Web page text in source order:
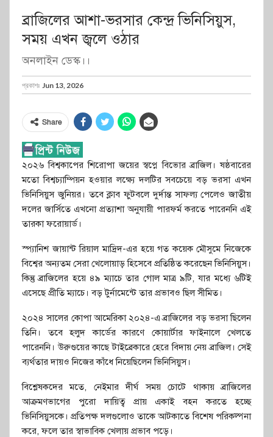
ব্রাজিলের আশা-ভরসার কেন্দ্র ভিনিসিয়ুস,
সময় এখন জ্বলে ওঠার
অনলাইন ডেস্ক।।
প্রকাশঃ Jun 13, 2026
Share
২০২৬ বিশ্বকাপের শিরোপা জয়ের স্বপ্নে বিভোর ব্রাজিল। ষষ্ঠবারের
মতো বিশ্বচ্যাম্পিয়ন হওয়ার লক্ষ্যে দলটির সবচেয়ে বড় ভরসা এখন
ভিনিসিয়ুস জুনিয়র। তবে ক্লাব ফুটবলে দুর্দান্ত সাফল্য পেলেও জাতীয়
দলের জার্সিতে এখনো প্রত্যাশা অনুযায়ী পারফর্ম করতে পারেননি এই
তারকা ফরোয়ার্ড।
স্প্যানিশ জায়ান্ট রিয়াল মাদ্রিদ-এর হয়ে গত কয়েক মৌসুমে নিজেকে
বিশ্বের অন্যতম সেরা খেলোয়াড় হিসেবে প্রতিষ্ঠিত করেছেন ভিনিসিয়ুস।
কিন্তু ব্রাজিলের হয়ে ৪৯ ম্যাচে তার গোল মাত্র ৯টি, যার মধ্যে ৬টিই
এসেছে প্রীতি ম্যাচে। বড় টুর্নামেন্টে তার প্রভাবও ছিল সীমিত।
২০২৪ সালের কোপা আমেরিকা ২০২৪-এ ব্রাজিলের বড় ভরসা ছিলেন
তিনি। তবে হলুদ কার্ডের কারণে কোয়ার্টার ফাইনালে খেলতে
পারেননি। উরুগুয়ের কাছে টাইব্রেকারে হেরে বিদায় নেয় ব্রাজিল। সেই
ব্যর্থতার দায়ও নিজের কাঁধে নিয়েছিলেন ভিনিসিয়ুস।
বিশ্লেষকদের মতে, নেইমার দীর্ঘ সময় চোটে থাকায় ব্রাজিলের
আক্রমণভাগের পুরো দায়িত্ব প্রায় একাই বহন করতে হচ্ছে
ভিনিসিয়ুসকে। প্রতিপক্ষ দলগুলোও তাকে আটকাতে বিশেষ পরিকল্পনা
করে, ফলে তার স্বাভাবিক খেলায় প্রভাব পড়ে।